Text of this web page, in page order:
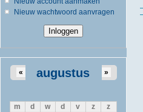
Nieuw wachtwoord aanvragen
augustus
« »
m d w d v z
z